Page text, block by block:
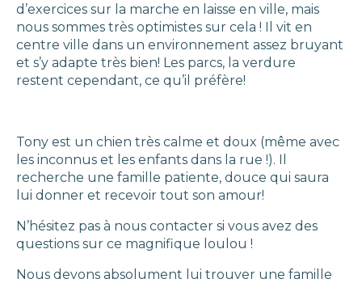
d’exercices sur la marche en laisse en ville, mais
nous sommes très optimistes sur cela ! Il vit en
centre ville dans un environnement assez bruyant
et s’y adapte très bien! Les parcs, la verdure
restent cependant, ce qu’il préfère!
Tony est un chien très calme et doux (même avec
les inconnus et les enfants dans la rue !). Il
recherche une famille patiente, douce qui saura
lui donner et recevoir tout son amour!
N’hésitez pas à nous contacter si vous avez des
questions sur ce magnifique loulou !
Nous devons absolument lui trouver une famille